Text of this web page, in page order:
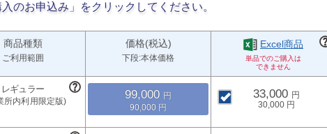
のお申込み」をクリックしてください。
商品種類
ご利用範囲
価格(税込)
下段:本体価格
Excel商品
99,000
90,000
33,000
30,000